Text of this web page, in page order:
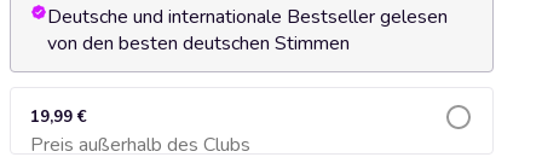
Deutsche und internationale Bestseller gelesen
von den besten deutschen Stimmen
19,99 €
Preis außerhalb des ClubsZum Warenkorb hinzufügen